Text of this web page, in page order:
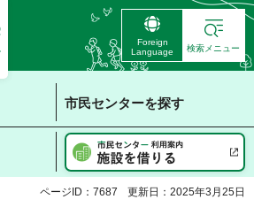
Foreign
Language
検索メニュー
市民センターを探す
ページID：7687 更新日：2025年3月25日